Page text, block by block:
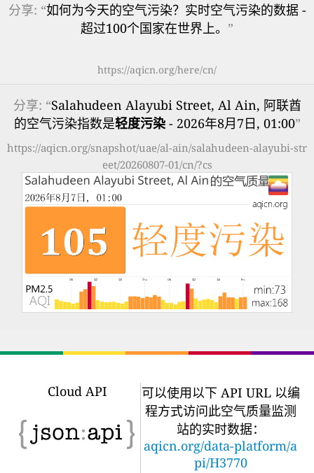
分享: “如何为今天的空气污染？实时空气污染的数据 -
超过100个国家在世界上。 ”
https://aqicn.org/here/cn/
分享: “Salahudeen Alayubi Street, Al Ain, 阿联酋
的空气污染指数是轻度污染- 2026年8月7日, 01:00”
https://aqicn.org/snapshot/uae/al-ain/salahudeen-alayubi-str
eet/20260807-01/cn/?cs
Cloud API
可以使用以下 API URL 以编
程方式访问此空气质量监测
站的实时数据：
aqicn.org/data-platform/a
pi/H3770